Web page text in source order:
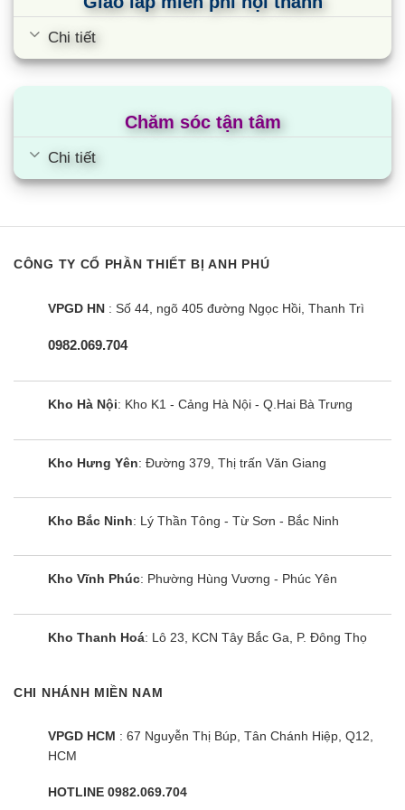
Máy giặt Panasonic NA-FD11AR1BV
Máy giặt Panasonic NA-F85A9DRV |
Chi tiết
Chăm sóc tận tâm
Chi tiết
CÔNG TY CỔ PHẦN THIẾT BỊ ANH PHÚ
VPGD HN : Số 44, ngõ 405 đường Ngọc Hồi, Thanh Trì
0982.069.704
Kho Hà Nội: Kho K1 - Cảng Hà Nội - Q.Hai Bà Trưng
Kho Hưng Yên: Đường 379, Thị trấn Văn Giang
Kho Bắc Ninh: Lý Thần Tông - Từ Sơn - Bắc Ninh
Kho Vĩnh Phúc: Phường Hùng Vương - Phúc Yên
Kho Thanh Hoá: Lô 23, KCN Tây Bắc Ga, P. Đông Thọ
CHI NHÁNH MIỀN NAM
VPGD HCM : 67 Nguyễn Thị Búp, Tân Chánh Hiệp, Q12,
HCM
HOTLINE 0982.069.704